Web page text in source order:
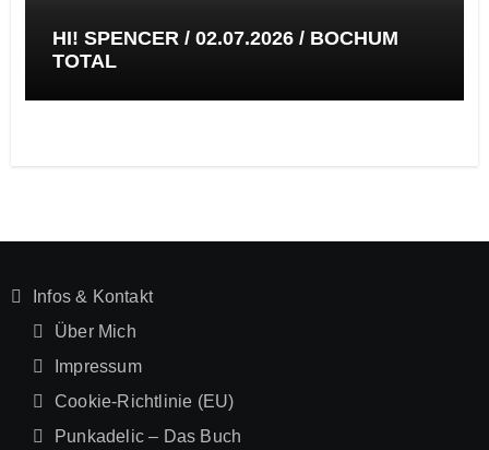
HI! SPENCER / 02.07.2026 / BOCHUM
TOTAL
Infos & Kontakt
Über Mich
Impressum
Cookie-Richtlinie (EU)
Punkadelic – Das Buch